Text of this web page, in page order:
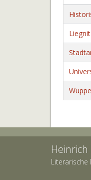
Literarische